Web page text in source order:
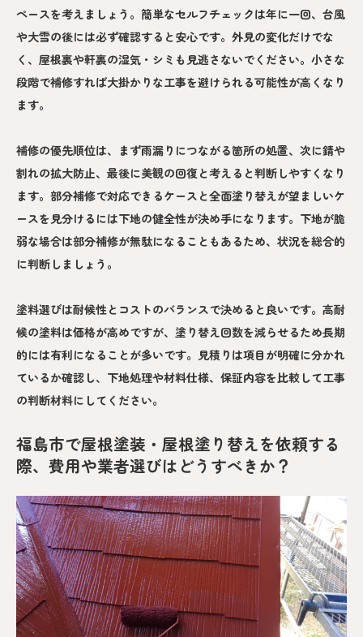
ペースを考えましょう。簡単なセルフチェックは年に一回、台風
や大雪の後には必ず確認すると安心です。外見の変化だけでな
く、屋根裏や軒裏の湿気・シミも見逃さないでください。小さな
段階で補修すれば大掛かりな工事を避けられる可能性が高くなり
ます。
補修の優先順位は、まず雨漏りにつながる箇所の処置、次に錆や
割れの拡大防止、最後に美観の回復と考えると判断しやすくなり
ます。部分補修で対応できるケースと全面塗り替えが望ましいケ
ースを見分けるには下地の健全性が決め手になります。下地が脆
弱な場合は部分補修が無駄になることもあるため、状況を総合的
に判断しましょう。
塗料選びは耐候性とコストのバランスで決めると良いです。高耐
候の塗料は価格が高めですが、塗り替え回数を減らせるため長期
的には有利になることが多いです。見積りは項目が明確に分かれ
ているか確認し、下地処理や材料仕様、保証内容を比較して工事
の判断材料にしてください。
福島市で屋根塗装・屋根塗り替えを依頼する
際、費用や業者選びはどうすべきか？